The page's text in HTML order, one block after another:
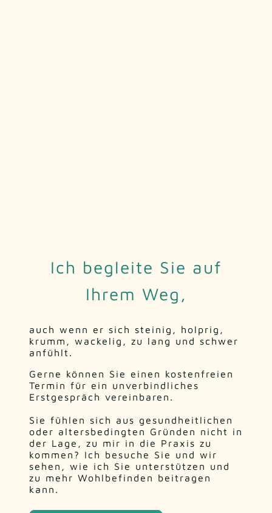
Ich begleite Sie auf
Ihrem Weg,
auch wenn er sich steinig, holprig,
krumm, wackelig, zu lang und schwer
anfühlt.
Gerne können Sie einen kostenfreien
Termin für ein unverbindliches
Erstgespräch vereinbaren.
Sie fühlen sich aus gesundheitlichen
oder altersbedingten Gründen nicht in
der Lage, zu mir in die Praxis zu
kommen? Ich besuche Sie und wir
sehen, wie ich Sie unterstützen und
zu mehr Wohlbefinden beitragen
kann.